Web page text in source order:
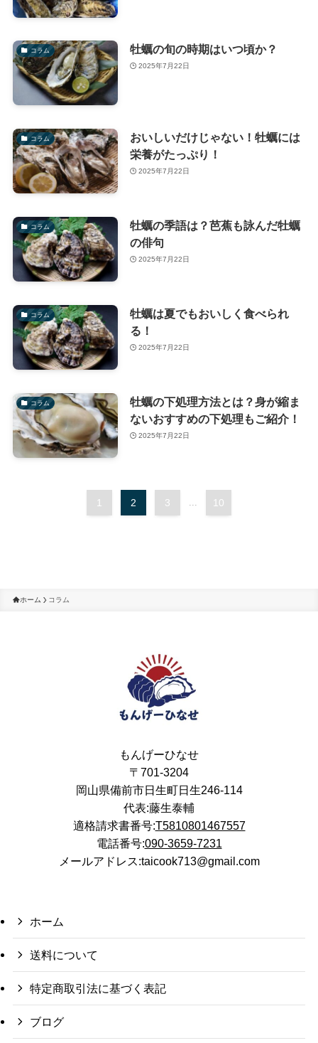
コラム 牡蠣の旬の時期はいつ頃か？
2025年7月22日
コラム
おいしいだけじゃない！牡蠣には
栄養がたっぷり！
2025年7月22日
コラム
牡蠣の季語は？芭蕉も詠んだ牡蠣
の俳句
2025年7月22日
コラム
牡蠣は夏でもおいしく食べられ
る！
2025年7月22日
コラム
牡蠣の下処理方法とは？身が縮ま
ないおすすめの下処理もご紹介！
2025年7月22日
1 2 3 ... 10
ホーム コラム
もんげーひなせ
〒701-3204
岡山県備前市日生町日生246-114
代表:藤生泰輔
適格請求書番号:T5810801467557
電話番号:090-3659-7231
メールアドレス:taicook713@gmail.com
ホーム
送料について
特定商取引法に基づく表記
ブログ